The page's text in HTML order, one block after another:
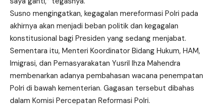
Susno mengingatkan, kegagalan mereformasi Polri pada
akhirnya akan menjadi beban politik dan kegagalan
konstitusional bagi Presiden yang sedang menjabat.
Sementara itu, Menteri Koordinator Bidang Hukum, HAM,
Imigrasi, dan Pemasyarakatan Yusril Ihza Mahendra
membenarkan adanya pembahasan wacana penempatan
Polri di bawah kementerian. Gagasan tersebut dibahas
dalam Komisi Percepatan Reformasi Polri.